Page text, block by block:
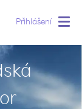
Přihlášení